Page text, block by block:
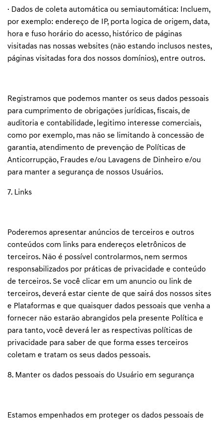
· Dados de coleta automática ou semiautomática: Incluem,
por exemplo: endereço de IP, porta logica de origem, data,
hora e fuso horário do acesso, histórico de páginas
visitadas nas nossas websites (não estando inclusos nestes,
páginas visitadas fora dos nossos domínios), entre outros.
Registramos que podemos manter os seus dados pessoais
para cumprimento de obrigações jurídicas, fiscais, de
auditoria e contabilidade, legitimo interesse comerciais,
como por exemplo, mas não se limitando à concessão de
garantia, atendimento de prevenção de Políticas de
Anticorrupção, Fraudes e/ou Lavagens de Dinheiro e/ou
para manter a segurança de nossos Usuários.
7. Links
Poderemos apresentar anúncios de terceiros e outros
conteúdos com links para endereços eletrônicos de
terceiros. Não é possível controlarmos, nem sermos
responsabilizados por práticas de privacidade e conteúdo
de terceiros. Se você clicar em um anuncio ou link de
terceiros, deverá estar ciente de que sairá dos nossos sites
e Plataformas e que quaisquer dados pessoais que venha a
fornecer não estarão abrangidos pela presente Política e
para tanto, você deverá ler as respectivas políticas de
privacidade para saber de que forma esses terceiros
coletam e tratam os seus dados pessoais.
8. Manter os dados pessoais do Usuário em segurança
Estamos empenhados em proteger os dados pessoais de